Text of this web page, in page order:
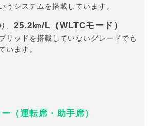
うシステムを搭載しています。
、 25.2㎞/L（WLTCモード）
リッドを搭載していないグレードでも
います。
（運転席・助手席）